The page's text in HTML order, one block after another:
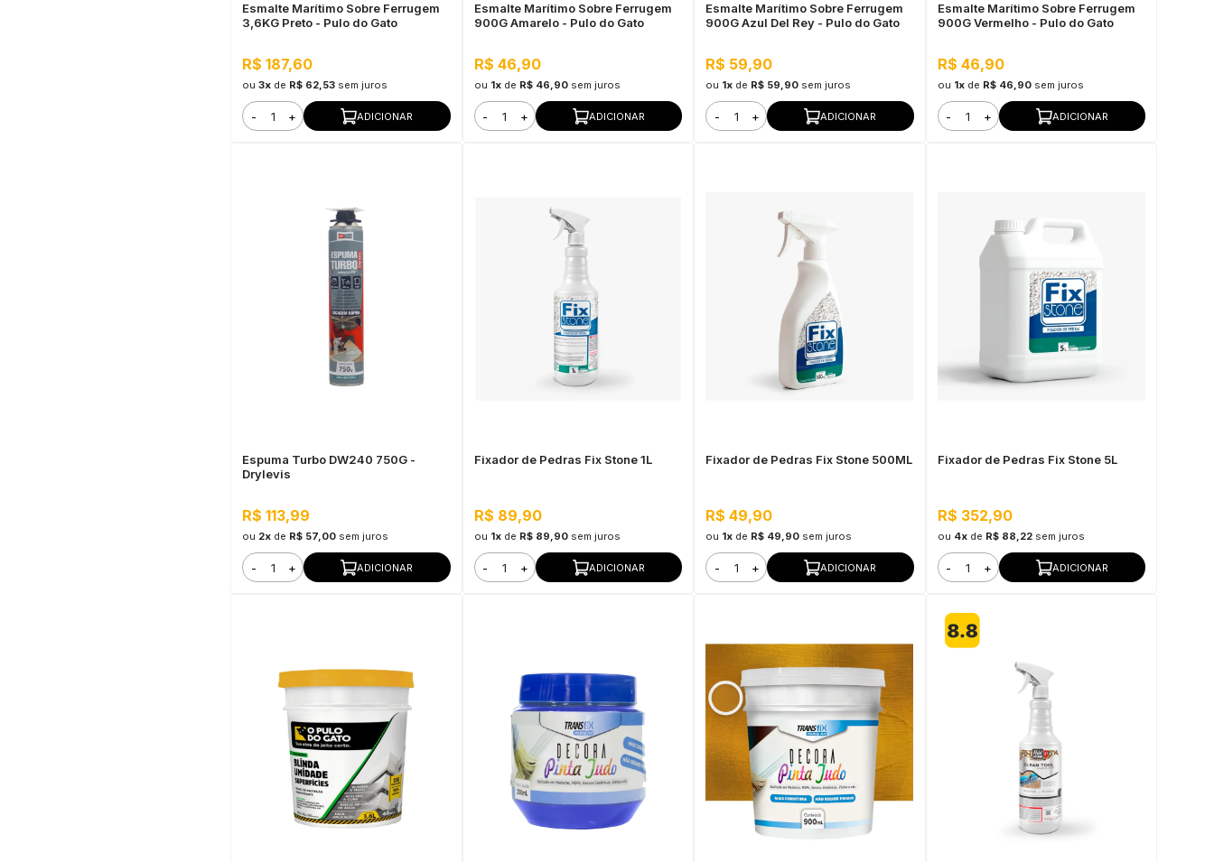
Esmalte Marítimo Sobre Ferrugem
3,6KG Preto - Pulo do Gato
R$ 187,60
ou 3x de R$ 62,53 sem juros
- + ADICIONAR
Esmalte Marítimo Sobre Ferrugem
900G Amarelo - Pulo do Gato
R$ 46,90
ou 1xde R$ 46,90 sem juros
- + ADICIONAR
Esmalte Marítimo Sobre Ferrugem
900G Azul Del Rey - Pulo do Gato
R$ 59,90
ou 1x de R$ 59,90 sem juros
- + ADICIONAR
Esmalte Marítimo Sobre Ferrugem
900G Vermelho - Pulo do Gato
R$ 46,90
ou 1xde R$ 46,90 sem juros
- + ADICIONAR
Espuma Turbo DW240 750G -
Drylevis
R$ 113,99
ou 2x de R$ 57,00 sem juros
- + ADICIONAR
Fixador de Pedras Fix Stone 1L
R$ 89,90
ou 1xde R$ 89,90 sem juros
- + ADICIONAR
Fixador de Pedras Fix Stone 500ML
R$ 49,90
ou 1x de R$ 49,90 sem juros
- + ADICIONAR
Fixador de Pedras Fix Stone 5L
R$ 352,90
ou 4xde R$ 88,22 sem juros
- + ADICIONAR